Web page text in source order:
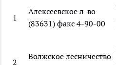
1
Алексеевское л-во
(83631) факс 4-90-00
2
Волжское лесничество